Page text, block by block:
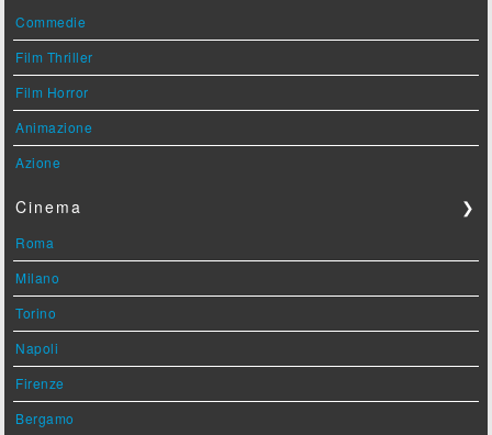
Commedie
Film Thriller
Film Horror
Animazione
Azione
Cinema ❯
Roma
Milano
Torino
Napoli
Firenze
Bergamo